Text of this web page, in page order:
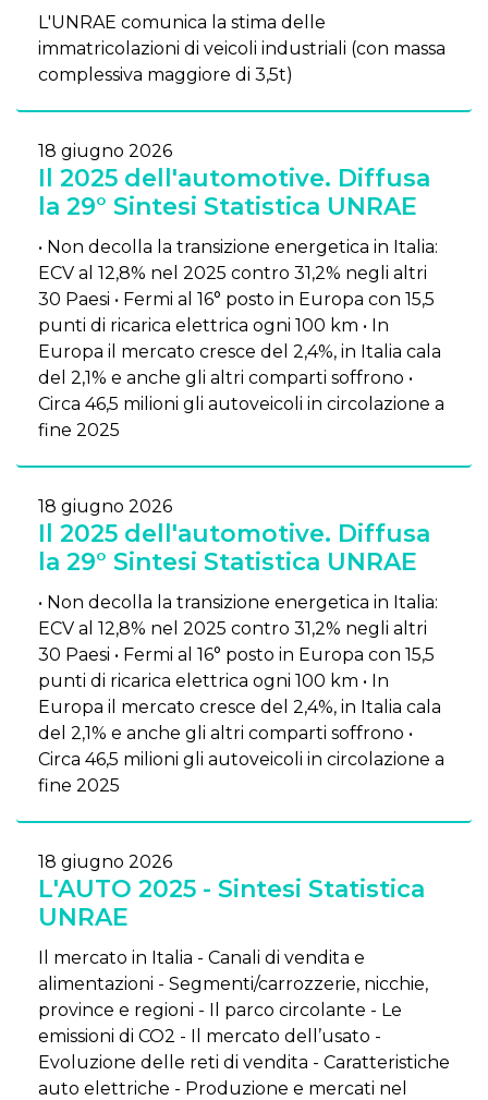
L'UNRAE comunica la stima delle
immatricolazioni di veicoli industriali (con massa
complessiva maggiore di 3,5t)
18 giugno 2026
Il 2025 dell'automotive. Diffusa
la 29° Sintesi Statistica UNRAE
• Non decolla la transizione energetica in Italia:
ECV al 12,8% nel 2025 contro 31,2% negli altri
30 Paesi • Fermi al 16° posto in Europa con 15,5
punti di ricarica elettrica ogni 100 km • In
Europa il mercato cresce del 2,4%, in Italia cala
del 2,1% e anche gli altri comparti soffrono •
Circa 46,5 milioni gli autoveicoli in circolazione a
fine 2025
18 giugno 2026
Il 2025 dell'automotive. Diffusa
la 29° Sintesi Statistica UNRAE
• Non decolla la transizione energetica in Italia:
ECV al 12,8% nel 2025 contro 31,2% negli altri
30 Paesi • Fermi al 16° posto in Europa con 15,5
punti di ricarica elettrica ogni 100 km • In
Europa il mercato cresce del 2,4%, in Italia cala
del 2,1% e anche gli altri comparti soffrono •
Circa 46,5 milioni gli autoveicoli in circolazione a
fine 2025
18 giugno 2026
L'AUTO 2025 - Sintesi Statistica
UNRAE
Il mercato in Italia - Canali di vendita e
alimentazioni - Segmenti/carrozzerie, nicchie,
province e regioni - Il parco circolante - Le
emissioni di CO2 - Il mercato dell’usato -
Evoluzione delle reti di vendita - Caratteristiche
auto elettriche - Produzione e mercati nel